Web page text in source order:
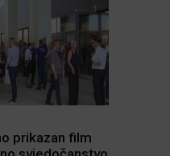
prikazan film